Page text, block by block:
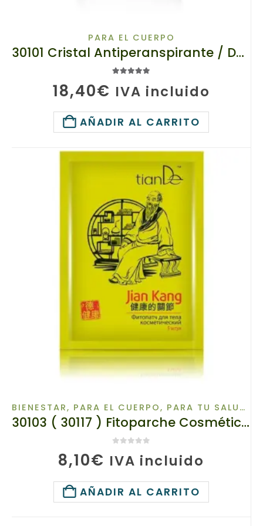
PARA EL CUERPO
30101 Cristal Antiperanspirante / Desodorante Natural para Cuerpo, TIANDE, 60 g
18,40€ IVA incluido
AÑADIR AL CARRITO
BIENESTAR, PARA EL CUERPO, PARA TU SALUD
30103 ( 30117 ) Fitoparche Cosmético Corporal «Jian Kang» TIANDE 5ud
8,10€ IVA incluido
AÑADIR AL CARRITO